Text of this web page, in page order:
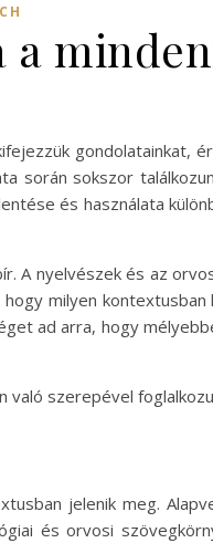
a
gondolatainkat,
során sokszor
és használata
A nyelvészek és az
milyen
ad arra, hogy
való szerepével
jelenik meg.
és orvosi